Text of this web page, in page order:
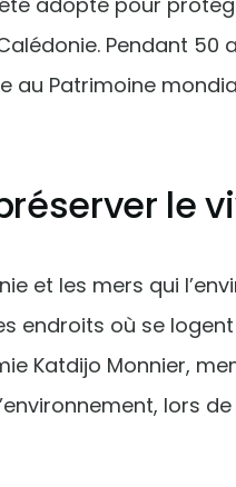
Pendant 50
Patrimoine mondial
le
et les mers qui
endroits où se
Katdijo Monnier,
lors